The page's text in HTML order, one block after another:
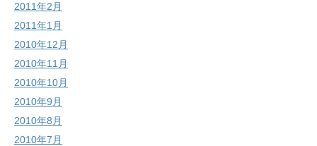
2011年2月
2011年1月
2010年12月
2010年11月
2010年10月
2010年9月
2010年8月
2010年7月